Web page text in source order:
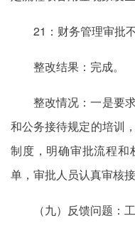
21：财务管理审批不
整改结果：完成。
整改情况：一是要
和公务接待规定的培训
制度，明确审批流程和
单，审批人员认真审核
（九）反馈问题：